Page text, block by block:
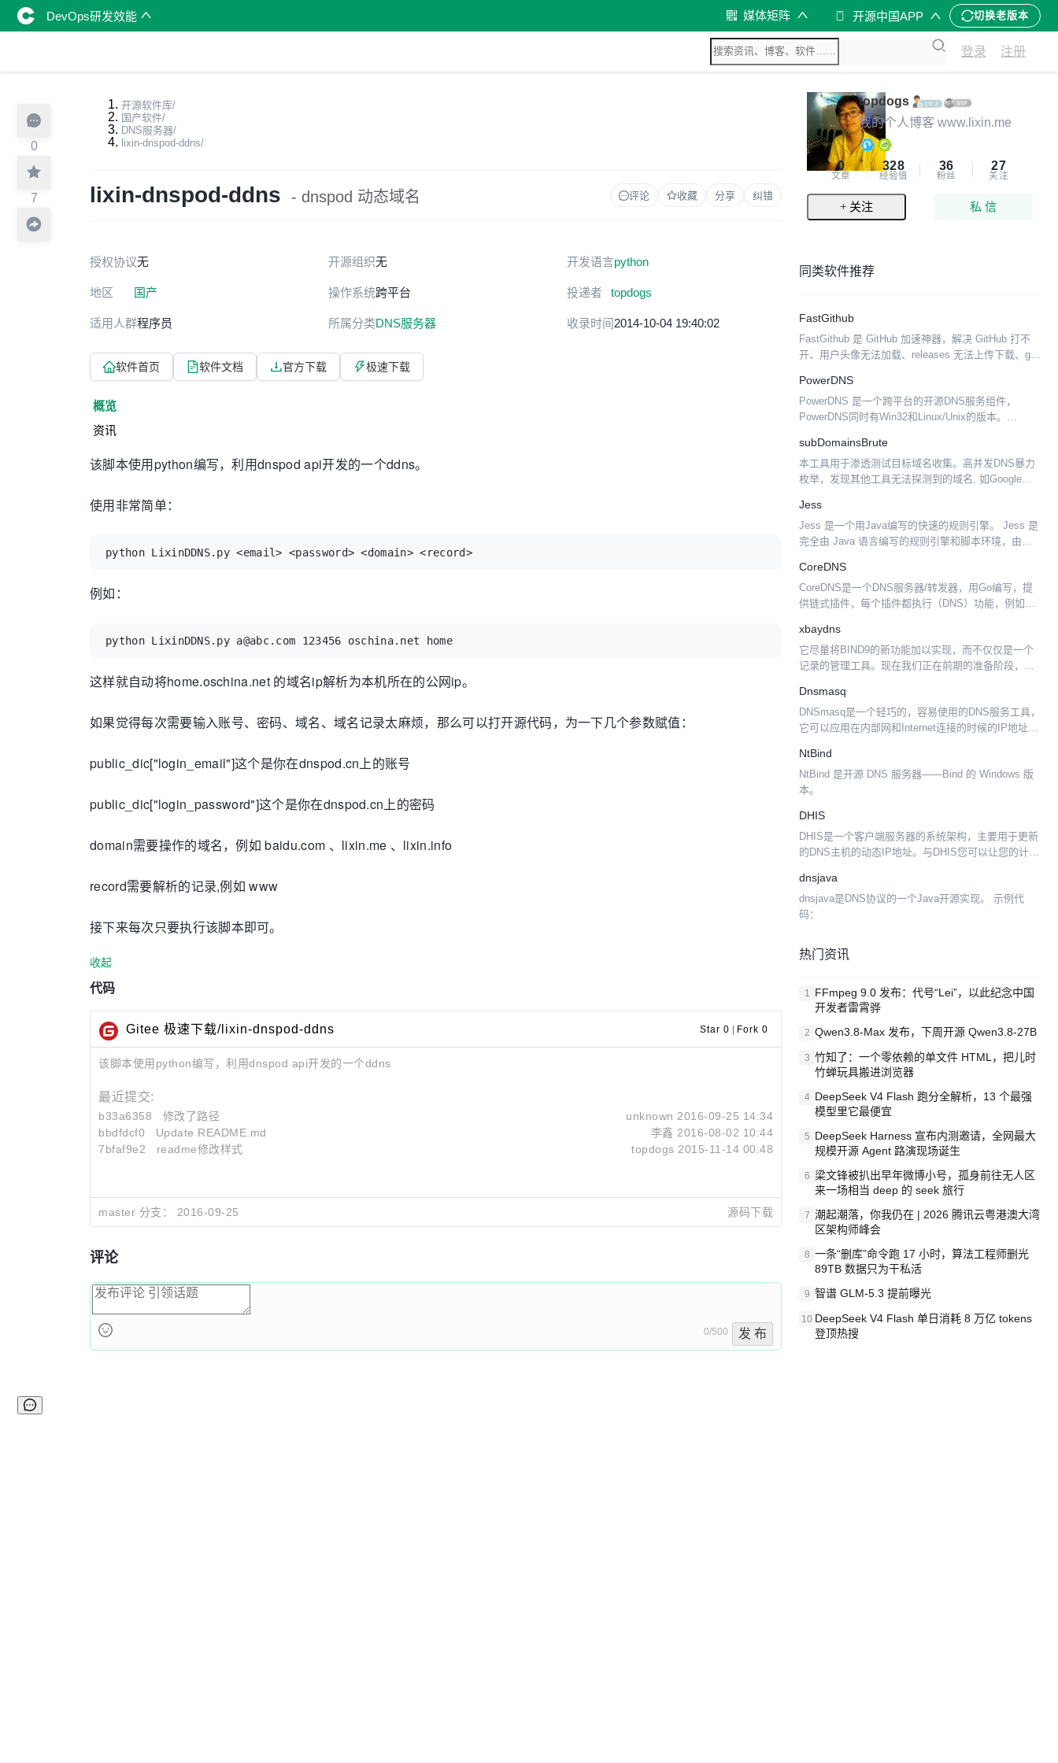
DevOps研发效能 媒体矩阵 开源中国APP 切换老版本
登录 注册
0
7
开源软件库/
国产软件/
DNS服务器/
lixin-dnspod-ddns/
lixin-dnspod-ddns - dnspod 动态域名 评论 收藏 分享 纠错
授权协议无 开源组织无 开发语言python
地区 国产 操作系统跨平台 投递者 topdogs
适用人群程序员 所属分类DNS服务器 收录时间2014-10-04 19:40:02
软件首页 软件文档 官方下载 极速下载
概览
资讯
该脚本使用python编写，利用dnspod api开发的一个ddns。
使用非常简单：
python LixinDDNS.py <email> <password> <domain> <record>
例如：
python LixinDDNS.py a@abc.com 123456 oschina.net home
这样就自动将home.oschina.net 的域名ip解析为本机所在的公网ip。
如果觉得每次需要输入账号、密码、域名、域名记录太麻烦，那么可以打开源代码，为一下几个参数赋值：
public_dic["login_email"]这个是你在dnspod.cn上的账号
public_dic["login_password"]这个是你在dnspod.cn上的密码
domain需要操作的域名，例如 baidu.com 、lixin.me 、lixin.info
record需要解析的记录,例如 www
接下来每次只要执行该脚本即可。
收起
代码
Gitee 极速下载/lixin-dnspod-ddns Star 0 Fork 0
该脚本使用python编写，利用dnspod api开发的一个ddns
最近提交:
b33a6358 修改了路径 unknown 2016-09-25 14:34
bbdfdcf0
Update README.md 李鑫 2016-08-02 10:44
7bfaf9e2
readme修改样式 topdogs 2015-11-14 00:48
master 分支： 2016-09-25 源码下载
评论
0/500 发 布
topdogs
我的个人博客 www.lixin.me
0
文章
328
经验值
36
粉丝
27
关注
+ 关注 私 信
同类软件推荐
FastGithub
FastGithub 是 GitHub 加速神器，解决 GitHub 打不
开、用户头像无法加载、releases 无法上传下载、git-
PowerDNS
PowerDNS 是一个跨平台的开源DNS服务组件，
PowerDNS同时有Win32和Linux/Unix的版本。
DNS信息，而在Li...
subDomainsBrute
本工具用于渗透测试目标域名收集。高并发DNS暴力
枚举，发现其他工具无法探测到的域名, 如Google，
扫描 qq.com，发...
Jess
Jess 是一个用Java编写的快速的规则引擎。 Jess 是
完全由 Java 语言编写的规则引擎和脚本环境，由加
Friedman-Hi...
CoreDNS
CoreDNS是一个DNS服务器/转发器，用Go编写，提
供链式插件，每个插件都执行（DNS）功能，例如
metrics...
xbaydns
它尽量将BIND9的新功能加以实现，而不仅仅是一个
记录的管理工具。现在我们正在前期的准备阶段，有
以下是系列视频讲座，有顺序的，由浅入深。 DNS入
门讲...
Dnsmasq
DNSmasq是一个轻巧的，容易使用的DNS服务工具，
它可以应用在内部网和Internet连接的时候的IP地址
NtBind
NtBind 是开源 DNS 服务器——Bind 的 Windows 版
本。
DHIS
DHIS是一个客户端服务器的系统架构，主要用于更新
的DNS主机的动态IP地址。与DHIS您可以让您的计算
使其IP地址频繁更改。 DHIS是理想的宽带家庭用...
dnsjava
dnsjava是DNS协议的一个Java开源实现。 示例代
码：
热门资讯
1 FFmpeg 9.0 发布：代号“Lei”，以此纪念中国
开发者雷霄骅
2 Qwen3.8-Max 发布，下周开源 Qwen3.8-27B
3 竹知了：一个零依赖的单文件 HTML，把儿时
竹蝉玩具搬进浏览器
4 DeepSeek V4 Flash 跑分全解析，13 个最强
模型里它最便宜
5 DeepSeek Harness 宣布内测邀请，全网最大
规模开源 Agent 路演现场诞生
6 梁文锋被扒出早年微博小号，孤身前往无人区
来一场相当 deep 的 seek 旅行
7 潮起潮落，你我仍在 | 2026 腾讯云粤港澳大湾
区架构师峰会
8 一条“删库”命令跑 17 小时，算法工程师删光
89TB 数据只为干私活
9 智谱 GLM-5.3 提前曝光
10 DeepSeek V4 Flash 单日消耗 8 万亿 tokens
登顶热搜